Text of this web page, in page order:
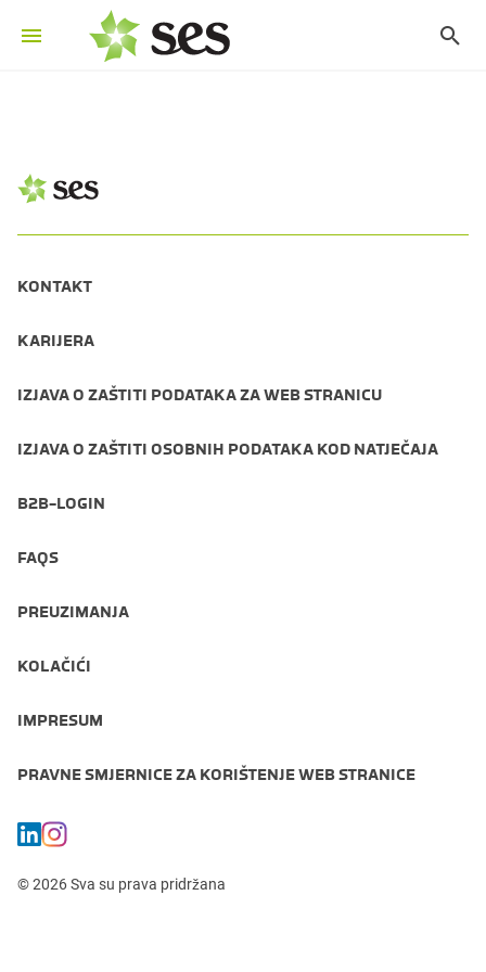
KONTAKT
KARIJERA
IZJAVA O ZAŠTITI PODATAKA ZA WEB STRANICU
IZJAVA O ZAŠTITI OSOBNIH PODATAKA KOD NATJEČAJA
B2B-LOGIN
FAQS
PREUZIMANJA
KOLAČIĆI
IMPRESUM
PRAVNE SMJERNICE ZA KORIŠTENJE WEB STRANICE
© 2026 Sva su prava pridržana